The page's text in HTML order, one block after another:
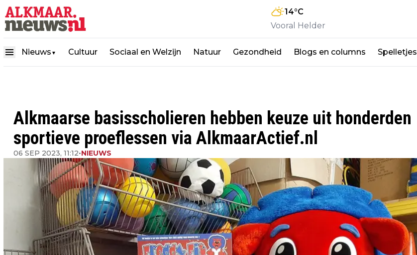
14°C
Vooral Helder
Nieuws ▼ Cultuur Sociaal en Welzijn Natuur Gezondheid Blogs en columns Spelletjes
Alkmaarse basisscholieren hebben keuze uit honderden
sportieve proeflessen via AlkmaarActief.nl
06 SEP 2023, 11:12•NIEUWS